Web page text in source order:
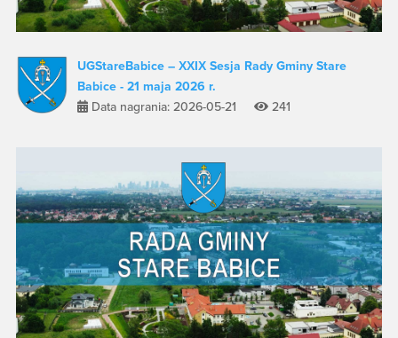
UGStareBabice – XXIX Sesja Rady Gminy Stare
Babice - 21 maja 2026 r.
Data nagrania: 2026-05-21
241